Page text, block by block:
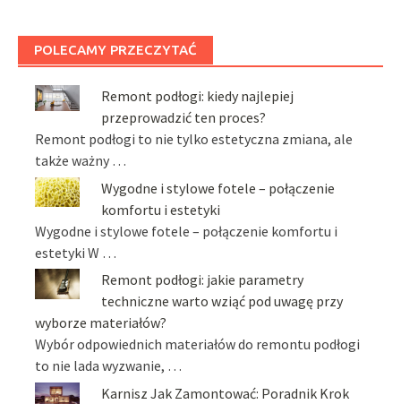
POLECAMY PRZECZYTAĆ
Remont podłogi: kiedy najlepiej
przeprowadzić ten proces?
Remont podłogi to nie tylko estetyczna zmiana, ale
także ważny …
Wygodne i stylowe fotele – połączenie
komfortu i estetyki
Wygodne i stylowe fotele – połączenie komfortu i
estetyki W …
Remont podłogi: jakie parametry
techniczne warto wziąć pod uwagę przy
wyborze materiałów?
Wybór odpowiednich materiałów do remontu podłogi
to nie lada wyzwanie, …
Karnisz Jak Zamontować: Poradnik Krok